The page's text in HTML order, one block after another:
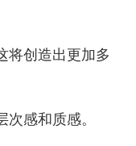
将创造出更加多
感和质感。